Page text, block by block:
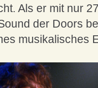
Als er mit nur
der Doors
musikalisches